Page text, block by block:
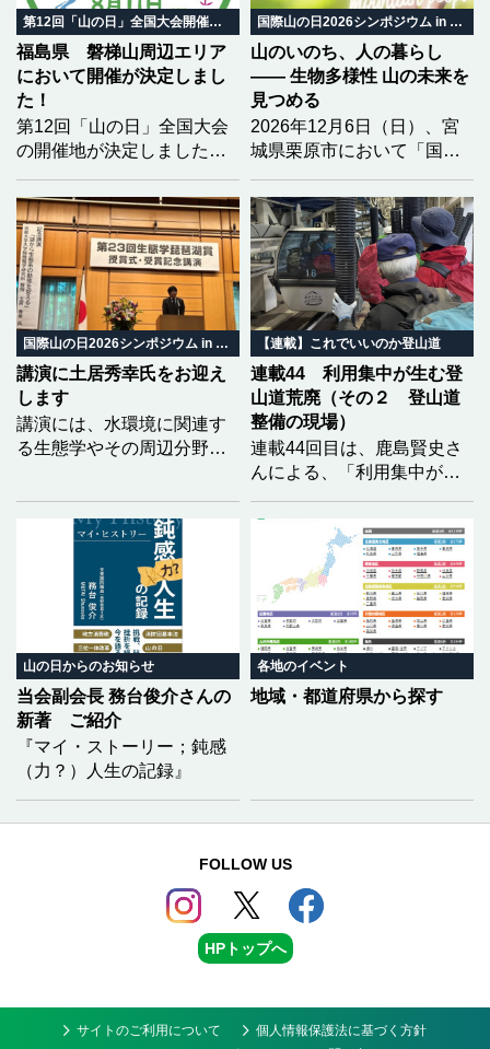
す。学生の方々も、奮って
応募してください！
第12回「山の日」全国大会開催地決定
福島県 磐梯山周辺エリア
において開催が決定しまし
た！
第12回「山の日」全国大会
の開催地が決定しました！
回大会開催地を「福島県
北塩原村 磐梯町 猪苗代
町」とし、開催地決定を通
知いたしました。
国際山の日2026シンポジウム in みやぎ
山のいのち、人の暮らし
―― 生物多様性 山の未来を
見つめる
2026年12月6日（日）、宮
城県栗原市において「国際
みやぎ」を開催いたしま
す。 今年のテーマは「生物
多様性」。 気候変動という
大きな揺らぎの中で、山と
いのちがどう繋がり、私た
ちの暮らしがどう変わって
いくのか。 地域の自然と暮
らしから、山の未来を共に
考えます。
国際山の日2026シンポジウム in みやぎ
講演に土居秀幸氏をお迎え
します
講演には、水環境に関連す
る生態学やその周辺分野で
された土居秀幸氏（京都大
学大学院情報学研究科教
授）をお迎えし、「どうし
たら生物多様性を『知る』
ことができるのか 〜市民科
学の実践〜」をテーマにご
講演いただく予定です。
【連載】これでいいのか登山道
連載44 利用集中が生む登
山道荒廃（その２ 登山道
整備の現場）
連載44回目は、鹿島賢史さ
んによる、「利用集中が生
なります。福島県の安達太
良山を事例に、前回は登山
道荒廃の実態をレポートい
ただきましたが、今回は、
それらに対して現場でどの
ような整備が行われている
のかを具体的に記していた
だきました。
山の日からのお知らせ
当会副会長 務台俊介さんの
新著 ご紹介
『マイ・ストーリー；鈍感
（力？）人生の記録』
各地のイベント
地域・都道府県から探す
FOLLOW US
HPトップへ
サイトのご利用について
個人情報保護法に基づく方針